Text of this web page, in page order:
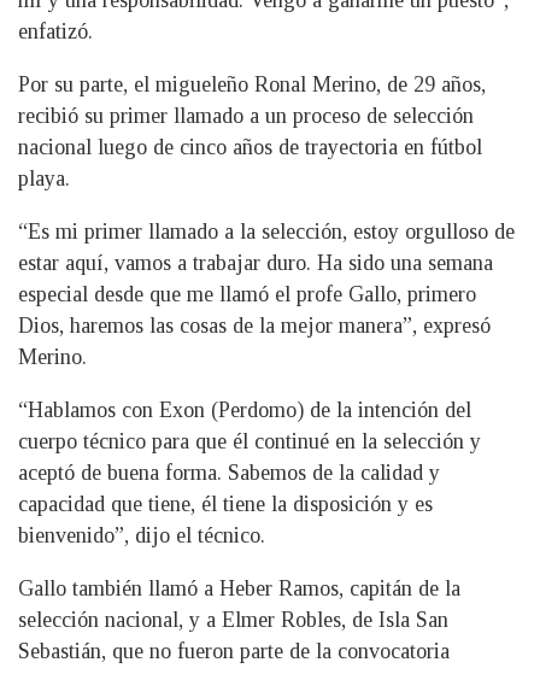
enfatizó.
Por su parte, el migueleño Ronal Merino, de 29 años,
recibió su primer llamado a un proceso de selección
nacional luego de cinco años de trayectoria en fútbol
playa.
“Es mi primer llamado a la selección, estoy orgulloso de
estar aquí, vamos a trabajar duro. Ha sido una semana
especial desde que me llamó el profe Gallo, primero
Dios, haremos las cosas de la mejor manera”, expresó
Merino.
“Hablamos con Exon (Perdomo) de la intención del
cuerpo técnico para que él continué en la selección y
aceptó de buena forma. Sabemos de la calidad y
capacidad que tiene, él tiene la disposición y es
bienvenido”, dijo el técnico.
Gallo también llamó a Heber Ramos, capitán de la
selección nacional, y a Elmer Robles, de Isla San
Sebastián, que no fueron parte de la convocatoria